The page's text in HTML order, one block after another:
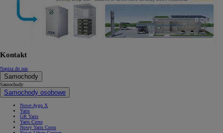
Kontakt
Napisz do nas
Samochody
Samochody
Samochody osobowe
Nowe Aygo X
Yaris
GR Yaris
Yaris Cross
Nowy Yaris Cross